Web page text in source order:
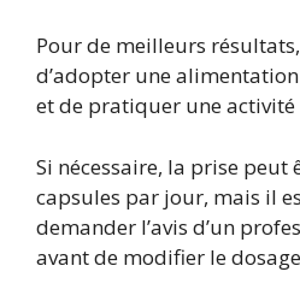
Pour de meilleurs
d’adopter une
et de pratiquer une
Si nécessaire, la prise peut
capsules par jour, mais il
demander l’avis d’un
avant de modifier le